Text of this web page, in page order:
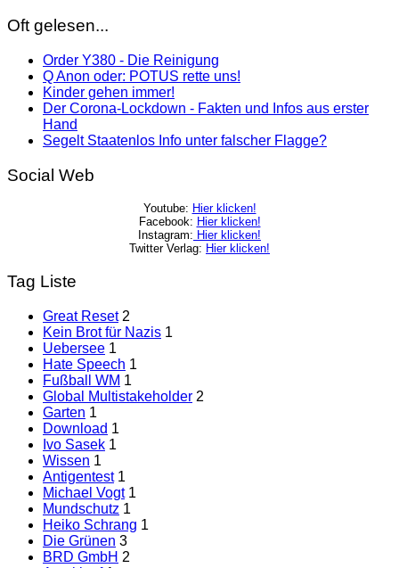
Oft gelesen...
Order Y380 - Die Reinigung
Q Anon oder: POTUS rette uns!
Kinder gehen immer!
Der Corona-Lockdown - Fakten und Infos aus erster
Hand
Segelt Staatenlos Info unter falscher Flagge?
Social Web
Youtube: Hier klicken!
Facebook: Hier klicken!
Instagram: Hier klicken!
Twitter Verlag: Hier klicken!
Tag Liste
Great Reset 2
Kein Brot für Nazis 1
Uebersee 1
Hate Speech 1
Fußball WM 1
Global Multistakeholder 2
Garten 1
Download 1
Ivo Sasek 1
Wissen 1
Antigentest 1
Michael Vogt 1
Mundschutz 1
Heiko Schrang 1
Die Grünen 3
BRD GmbH 2